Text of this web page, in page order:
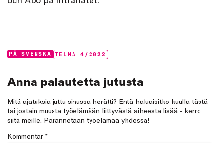
Categories:
PÅ SVENSKA Tags:
TELMA 4/2022
Anna palautetta jutusta
Mitä ajatuksia juttu sinussa herätti? Entä haluaisitko kuulla tästä
tai jostain muusta työelämään liittyvästä aiheesta lisää - kerro
siitä meille. Parannetaan työelämää yhdessä!
Kommentar *